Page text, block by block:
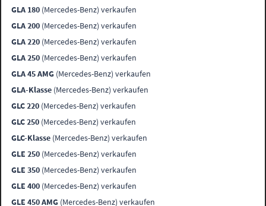
GLA 180 (Mercedes-Benz) verkaufen
GLA 200 (Mercedes-Benz) verkaufen
GLA 220 (Mercedes-Benz) verkaufen
GLA 250 (Mercedes-Benz) verkaufen
GLA 45 AMG (Mercedes-Benz) verkaufen
GLA-Klasse (Mercedes-Benz) verkaufen
GLC 220 (Mercedes-Benz) verkaufen
GLC 250 (Mercedes-Benz) verkaufen
GLC-Klasse (Mercedes-Benz) verkaufen
GLE 250 (Mercedes-Benz) verkaufen
GLE 350 (Mercedes-Benz) verkaufen
GLE 400 (Mercedes-Benz) verkaufen
GLE 450 AMG (Mercedes-Benz) verkaufen